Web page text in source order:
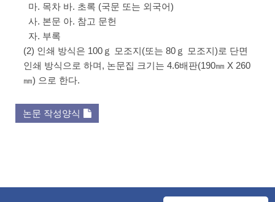
마. 목차 바. 초록 (국문 또는 외국어)
사. 본문 아. 참고 문헌
자. 부록
(2) 인쇄 방식은 100ｇ 모조지(또는 80ｇ 모조지)로 단면
인쇄 방식으로 하며, 논문집 크기는 4.6배판(190㎜ X 260
㎜) 으로 한다.
논문 작성양식